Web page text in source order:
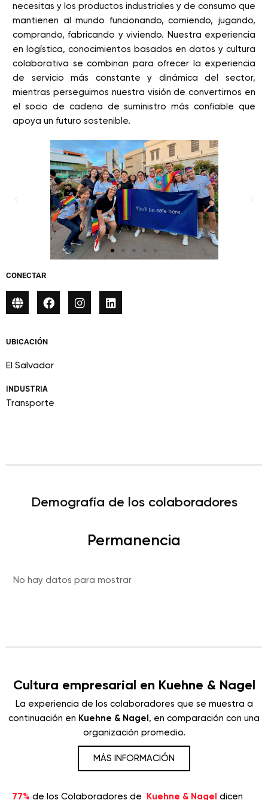
necesitas y los productos industriales y de consumo que
mantienen al mundo funcionando, comiendo, jugando,
comprando, fabricando y viviendo. Nuestra experiencia
en logística, conocimientos basados en datos y cultura
colaborativa se combinan para ofrecer la experiencia
de servicio más constante y dinámica del sector,
mientras perseguimos nuestra visión de convertirnos en
el socio de cadena de suministro más confiable que
apoya un futuro sostenible.
INDUSTRIA
Transporte
UBICACIÓN
El Salvador
CONECTAR
Demografía de los colaboradores
Permanencia
No hay datos para mostrar
Cultura empresarial en Kuehne & Nagel
La experiencia de los colaboradores que se muestra a
continuación en Kuehne & Nagel, en comparación con una
organización promedio.
MÁS INFORMACIÓN
77% de los Colaboradores de Kuehne & Nagel dicen